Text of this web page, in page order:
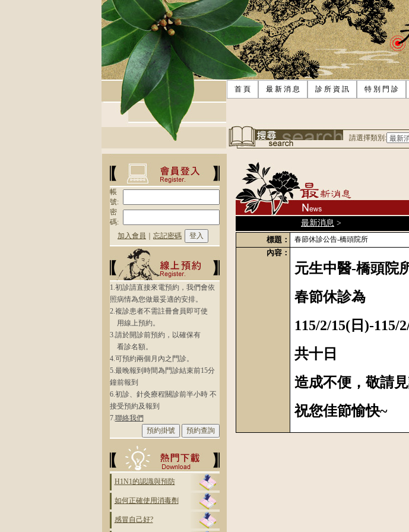
首 頁 最 新 消 息 診 所 資 訊 特 別 門 診
請選擇類別:
帳
號:
密
碼:
加入會員
忘記密碼
1.初診請直接來電預約，我們會依
照病情為您做最妥適的安排。
2.複診患者不需註冊會員即可使
用線上預約。
3.請於開診前預約，以確保有
看診名額。
4.可預約兩個月內之門診。
5.最晚報到時間為門診結束前15分
鐘前報到
6.初診、針灸療程關診前半小時 不
接受預約及報到
7.聯絡我們
H1N1的認識與預防
如何正確使用消毒劑
感冒自己好?
最新消息 >
標題：
春節休診公告-橋頭院所
內容：
元生中醫-橋頭院
春節休診為
115/2/15(日)-115/
共十日
造成不便，敬請
祝您佳節愉快~